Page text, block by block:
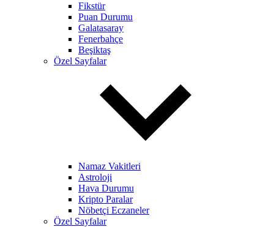
Fikstür
Puan Durumu
Galatasaray
Fenerbahçe
Beşiktaş
Özel Sayfalar
Namaz Vakitleri
Astroloji
Hava Durumu
Kripto Paralar
Nöbetçi Eczaneler
Özel Sayfalar